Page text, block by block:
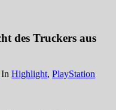
des Truckers aus
In Highlight, PlayStation